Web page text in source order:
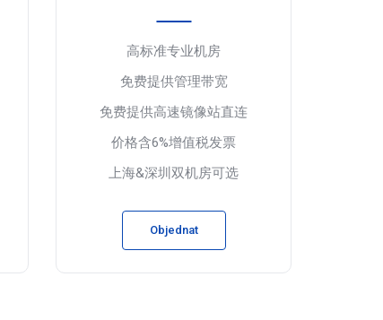
高标准专业机房
免费提供管理带宽
免费提供高速镜像站直连
价格含6%增值税发票
上海&深圳双机房可选
Objednat